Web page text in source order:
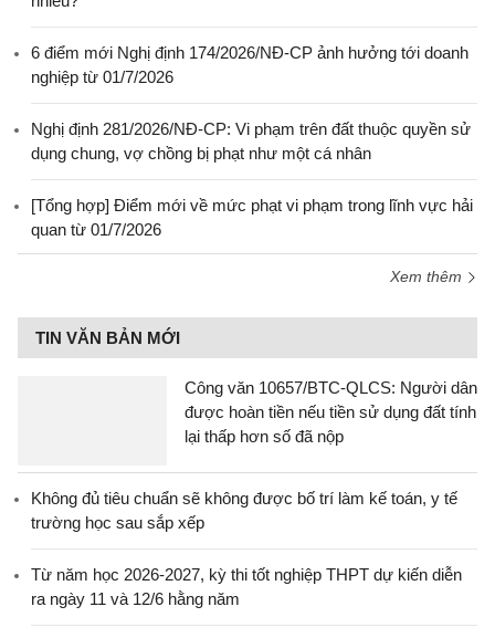
6 điểm mới Nghị định 174/2026/NĐ-CP ảnh hưởng tới doanh
nghiệp từ 01/7/2026
Nghị định 281/2026/NĐ-CP: Vi phạm trên đất thuộc quyền sử
dụng chung, vợ chồng bị phạt như một cá nhân
[Tổng hợp] Điểm mới về mức phạt vi phạm trong lĩnh vực hải
quan từ 01/7/2026
Xem thêm
TIN VĂN BẢN MỚI
Công văn 10657/BTC-QLCS: Người dân
được hoàn tiền nếu tiền sử dụng đất tính
lại thấp hơn số đã nộp
Không đủ tiêu chuẩn sẽ không được bố trí làm kế toán, y tế
trường học sau sắp xếp
Từ năm học 2026-2027, kỳ thi tốt nghiệp THPT dự kiến diễn
ra ngày 11 và 12/6 hằng năm